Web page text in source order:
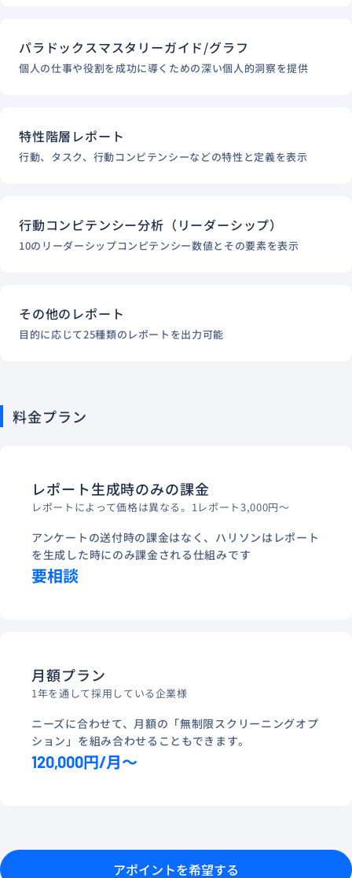
パラドックスマスタリーガイド/グラフ
個人の仕事や役割を成功に導くための深い個人的洞察を提供
特性階層レポート
行動、タスク、行動コンピテンシーなどの特性と定義を表示
行動コンピテンシー分析（リーダーシップ）
10のリーダーシップコンピテンシー数値とその要素を表示
その他のレポート
目的に応じて25種類のレポートを出力可能
料金プラン
レポート生成時のみの課金
レポートによって価格は異なる。1レポート3,000円～
アンケートの送付時の課金はなく、ハリソンはレポート
を生成した時にのみ課金される仕組みです
要相談
月額プラン
1年を通して採用している企業様
ニーズに合わせて、月額の「無制限スクリーニングオプ
ション」を組み合わせることもできます。
120,000円/月～
アポイントを希望する